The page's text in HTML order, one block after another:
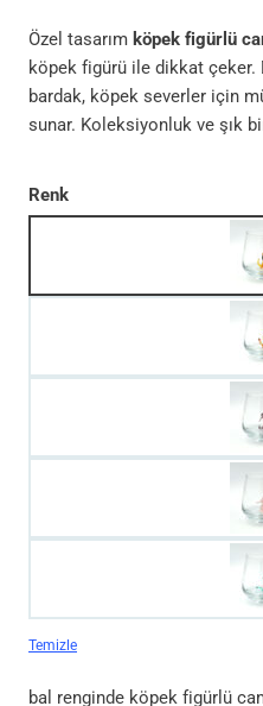
Özel tasarım köpek figürlü
köpek figürü ile dikkat çeker.
bardak, köpek severler için
sunar. Koleksiyonluk ve şık
Renk
Temizle
bal renginde köpek figürlü